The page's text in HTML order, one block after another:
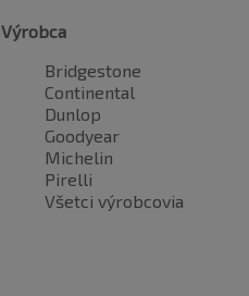
Výrobca
Bridgestone
Continental
Dunlop
Goodyear
Michelin
Pirelli
Všetci výrobcovia